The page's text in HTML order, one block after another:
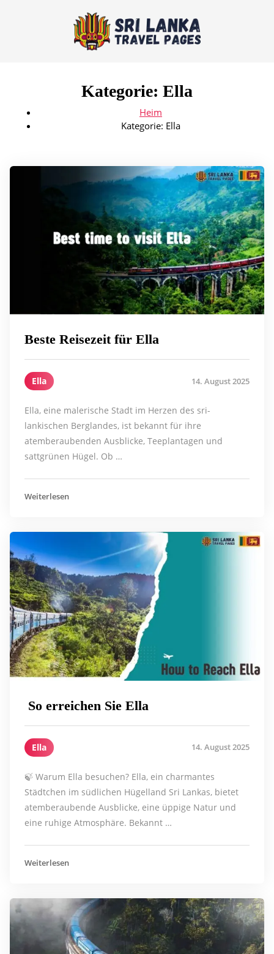
Kategorie: Ella
Heim
Kategorie: Ella
Beste Reisezeit für Ella
Ella 14. August 2025
Ella, eine malerische Stadt im Herzen des sri-
lankischen Berglandes, ist bekannt für ihre
atemberaubenden Ausblicke, Teeplantagen und
sattgrünen Hügel. Ob …
Weiterlesen
So erreichen Sie Ella
Ella 14. August 2025
🍃 Warum Ella besuchen? Ella, ein charmantes
Städtchen im südlichen Hügelland Sri Lankas, bietet
atemberaubende Ausblicke, eine üppige Natur und
eine ruhige Atmosphäre. Bekannt …
Weiterlesen